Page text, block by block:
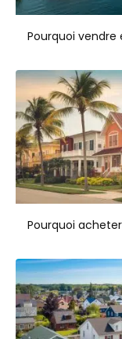
Pourquoi vendre
Pourquoi